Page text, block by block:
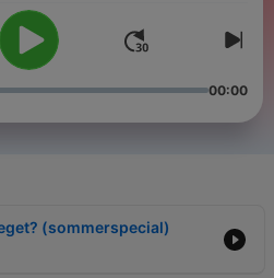
00:00
(sommerspecial)